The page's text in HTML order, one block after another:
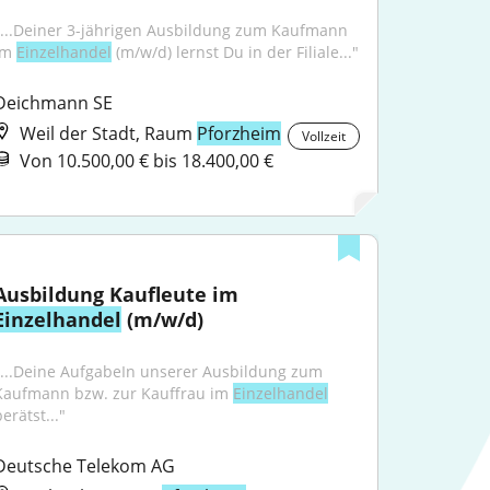
3-jährigen Ausbildung zum Kaufmann
Einzelhandel (m/w/d) lernst Du in der Filiale..."
SE
Weil der Stadt, Raum Pforzheim Vollzeit
Von 10.500,00 € bis 18.400,00 €
(m/w/d)
AufgabeIn unserer Ausbildung zum
bzw. zur Kauffrau im Einzelhandel
Telekom AG